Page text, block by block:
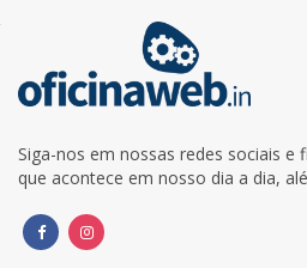
Siga-nos em nossas redes sociais e
que acontece em nosso dia a dia,